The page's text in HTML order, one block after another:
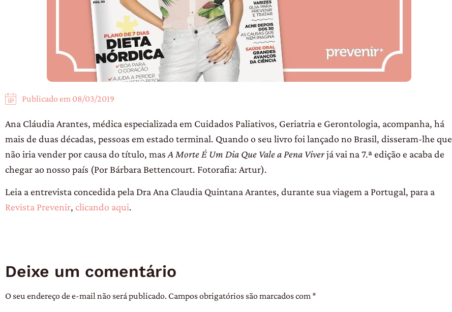
Publicado em 08/03/2019
Ana Cláudia Arantes, médica especializada em Cuidados Paliativos, Geriatria e Gerontologia, acompanha, há
mais de duas décadas, pessoas em estado terminal. Quando o seu livro foi lançado no Brasil, disseram-lhe que
não iria vender por causa do título, mas A Morte É Um Dia Que Vale a Pena Viverjá vai na 7.ª edição e acaba de
chegar ao nosso país (Por Bárbara Bettencourt. Fotorafia: Artur).
Leia a entrevista concedida pela Dra Ana Claudia Quintana Arantes, durante sua viagem a Portugal, para a
Revista Prevenir, clicando aqui.
Deixe um comentário
O seu endereço de e-mail não será publicado. Campos obrigatórios são marcados com *